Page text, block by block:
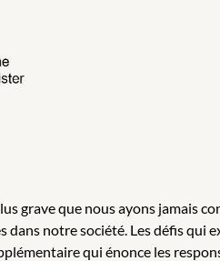
grave que nous ayons jamais
notre société. Les défis qui
qui énonce les